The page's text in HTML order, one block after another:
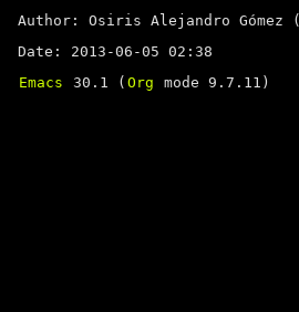
Author: Osiris Alejandro Gómez (
Date: 2013-06-05 02:38
Emacs
30.1 ( Org mode 9.7.11)